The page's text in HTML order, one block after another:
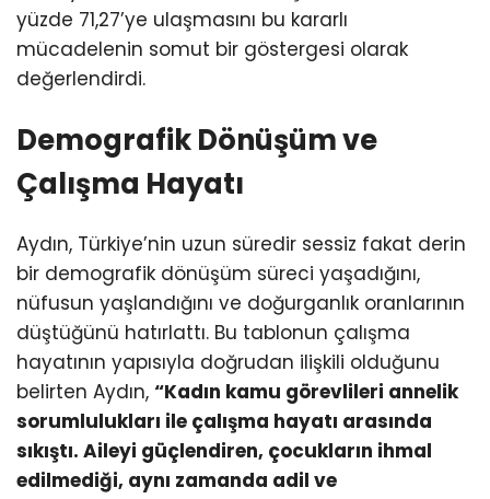
yüzde 71,27’ye ulaşmasını bu kararlı
mücadelenin somut bir göstergesi olarak
değerlendirdi.
Demografik Dönüşüm ve
Çalışma Hayatı
Aydın, Türkiye’nin uzun süredir sessiz fakat derin
bir demografik dönüşüm süreci yaşadığını,
nüfusun yaşlandığını ve doğurganlık oranlarının
düştüğünü hatırlattı. Bu tablonun çalışma
hayatının yapısıyla doğrudan ilişkili olduğunu
belirten Aydın, “Kadın kamu görevlileri annelik
sorumlulukları ile çalışma hayatı arasında
sıkıştı. Aileyi güçlendiren, çocukların ihmal
edilmediği, aynı zamanda adil ve